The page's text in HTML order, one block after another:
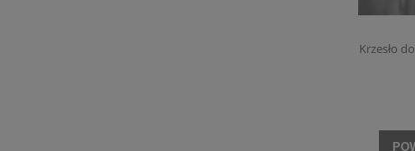
Krzesło